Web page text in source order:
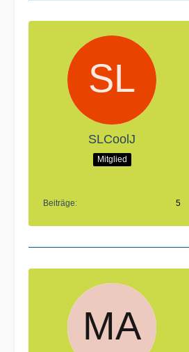
SLCoolJ
Mitglied
Beiträge 5